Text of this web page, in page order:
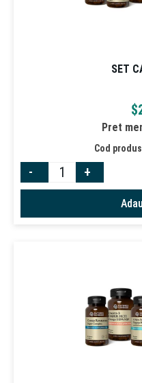
SET
$
Pret
Cod
- +